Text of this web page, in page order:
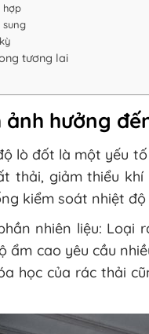
hợp
sung
tương lai
ảnh hưởng
lò đốt là một yếu
thải, giảm thiểu
kiểm soát nhiệt độ
nhiên liệu:
ẩm cao yêu cầu
học của rác thải